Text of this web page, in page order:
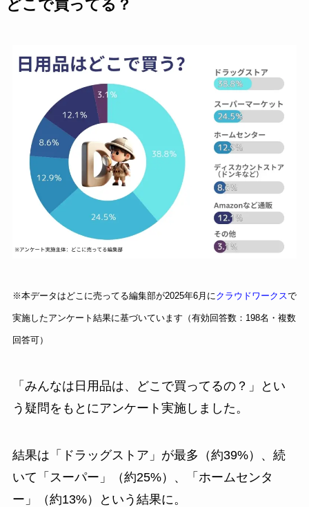
どこで買ってる？
※本データはどこに売ってる編集部が2025年6月にクラウドワークスで
実施したアンケート結果に基づいています（有効回答数：198名・複数
回答可）
「みんなは日用品は、どこで買ってるの？」とい
う疑問をもとにアンケート実施しました。
結果は「ドラッグストア」が最多（約39%）、続
いて「スーパー」（約25%）、「ホームセンタ
ー」（約13%）という結果に。